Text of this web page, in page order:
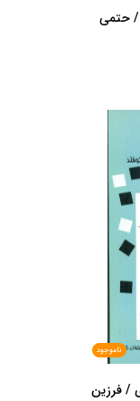
/ حتمی
ناموجود
/ فرزین